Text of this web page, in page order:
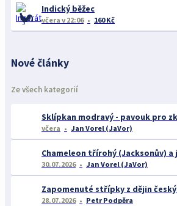
Indický běžec
včera v 22:06 160 Kč
Nové články
Ze všech kategorií
Sklípkan modravý - pavouk pro
včera Jan Vorel (JaVor)
Chameleon třírohý (Jacksonův) a
30.07.2026 Jan Vorel (JaVor)
28.07.2026 Petr Podpěra